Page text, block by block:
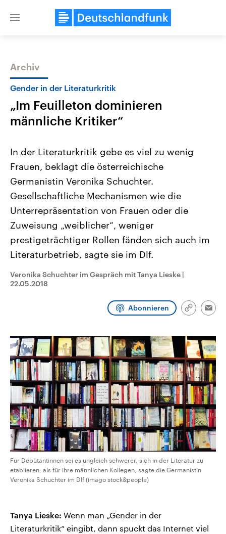
Close
Themen
USA
Aktuelle Beiträge, Analysen und
Hintergründe
Wirtschaftlich und militärisch
gehören die Vereinigten Staaten zu
den mächtigsten Ländern der Erde,
mit großem Einfluss auf das
aktuelle Weltgeschehen.
Nahostkonflikt
Aktuelle Lage und
Der Überfall der
Terrororganisation Hamas
Oktober 2023 auf Israel
Region wieder die Gewalt
Israel möchte die Hamas
Diese wird wie die
Libanon vom Iran
Sendungen Programm Podcasts
Audio-Archiv
Archiv
Gender in der Literaturkritik
„Im Feuilleton dominieren
männliche Kritiker“
In der Literaturkritik gebe es viel zu wenig
Frauen, beklagt die österreichische
Germanistin Veronika Schuchter.
Gesellschaftliche Mechanismen wie die
Unterrepräsentation von Frauen oder die
Zuweisung „weiblicher“, weniger
prestigeträchtiger Rollen fänden sich auch im
Literaturbetrieb, sagte sie im Dlf.
Veronika Schuchter im Gespräch mit Tanya Lieske |
22.05.2018
Abonnieren
Link
Für Debütantinnen sei es ungleich schwerer, sich in der Literatur zu
etablieren, als für ihre männlichen Kollegen, sagte die Germanistin
Veronika Schuchter im Dlf (imago stock&people)
Tanya Lieske: Wenn man „Gender in der
Literaturkritik“ eingibt, dann spuckt das Internet viel